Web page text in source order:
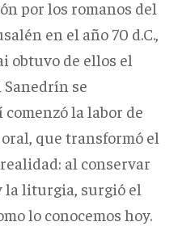
por los romanos del
en el año 70 d.C.,
obtuvo de ellos el
se
la labor de
que transformó el
al conservar
la liturgia, surgió el
lo conocemos hoy.